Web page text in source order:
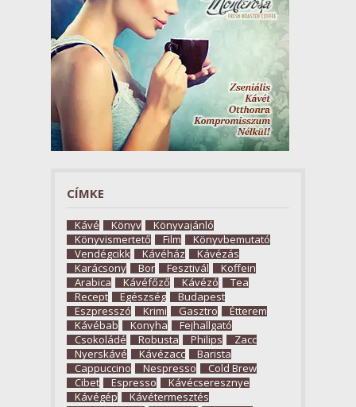
CÍMKE
Kávé Könyv
Könyvajánló
Könyvismertető
Film
Könyvbemutató
Vendégcikk
Kávéház
Kávézás
Karácsony
Bor Fesztivál
Koffein
Arabica
Kávéfőző Kávézó
Tea
Recept
Egészség
Budapest
Eszpresszó
Krimi Gasztro
Étterem
Kávébab
Konyha
Fejhallgató
Csokoládé
Robusta Philips
Zacc
Nyerskávé
Kávézacc
Barista
Cappuccino
Nespresso
Cold Brew
Cibet
Espresso
Kávécseresznye
Kávégép
Kávétermesztés